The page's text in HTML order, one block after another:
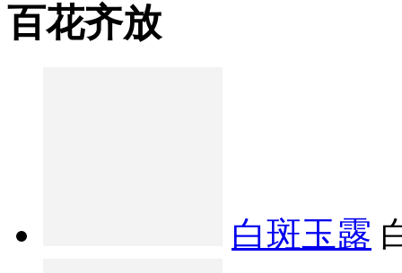
百花齐放
白斑玉露